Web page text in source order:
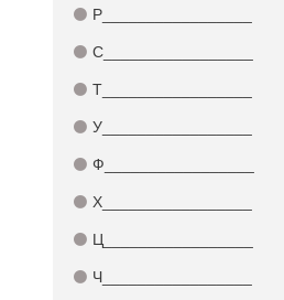
⚫ Р_________________
⚫ С_________________
⚫ Т_________________
⚫ У_________________
⚫ Ф_________________
⚫ Х_________________
⚫ Ц_________________
⚫ Ч_________________